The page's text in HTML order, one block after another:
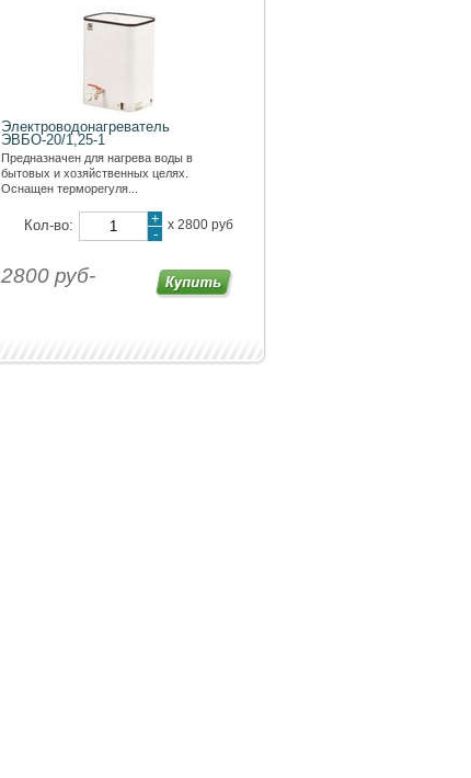
Электроводонагреватель
ЭВБО-20/1,25-1
Предназначен для нагрева воды в
бытовых и хозяйственных целях.
Оснащен терморегуля...
Кол-во: х 2800 руб
+
-
2800 руб-